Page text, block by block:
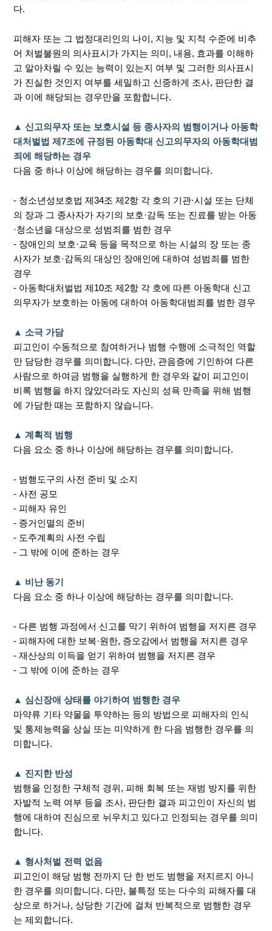
다.
피해자 또는 그 법정대리인의 나이, 지능 및 지적 수준에 비추
어 처벌불원의 의사표시가 가지는 의미, 내용, 효과를 이해하
고 알아차릴 수 있는 능력이 있는지 여부 및 그러한 의사표시
가 진실한 것인지 여부를 세밀하고 신중하게 조사, 판단한 결
과 이에 해당되는 경우만을 포함합니다.
▲ 신고의무자 또는 보호시설 등 종사자의 범행이거나 아동학
대처벌법 제7조에 규정된 아동학대 신고의무자의 아동학대범
죄에 해당하는 경우
다음 중 하나 이상에 해당하는 경우를 의미합니다.
- 청소년성보호법 제34조 제2항 각 호의 기관·시설 또는 단체
의 장과 그 종사자가 자기의 보호·감독 또는 진료를 받는 아동
·청소년을 대상으로 성범죄를 범한 경우
- 장애인의 보호·교육 등을 목적으로 하는 시설의 장 또는 종
사자가 보호·감독의 대상인 장애인에 대하여 성범죄를 범한
경우
- 아동학대처벌법 제10조 제2항 각 호에 따른 아동학대 신고
의무자가 보호하는 아동에 대하여 아동학대범죄를 범한 경우
▲ 소극 가담
피고인이 수동적으로 참여하거나 범행 수행에 소극적인 역할
만 담당한 경우를 의미합니다. 다만, 관음증에 기인하여 다른
사람으로 하여금 범행을 실행하게 한 경우와 같이 피고인이
비록 범행을 하지 않았더라도 자신의 성욕 만족을 위해 범행
에 가담한 때는 포함하지 않습니다.
▲ 계획적 범행
다음 요소 중 하나 이상에 해당하는 경우를 의미합니다.
- 범행도구의 사전 준비 및 소지
- 사전 공모
- 피해자 유인
- 증거인멸의 준비
- 도주계획의 사전 수립
- 그 밖에 이에 준하는 경우
▲ 비난 동기
다음 요소 중 하나 이상에 해당하는 경우를 의미합니다.
- 다른 범행 과정에서 신고를 막기 위하여 범행을 저지른 경우
- 피해자에 대한 보복·원한, 증오감에서 범행을 저지른 경우
- 재산상의 이득을 얻기 위하여 범행을 저지른 경우
- 그 밖에 이에 준하는 경우
▲ 심신장애 상태를 야기하여 범행한 경우
마약류 기타 약물을 투약하는 등의 방법으로 피해자의 인식
및 통제능력을 상실 또는 미약하게 한 다음 범행한 경우를 의
미합니다.
▲ 진지한 반성
범행을 인정한 구체적 경위, 피해 회복 또는 재범 방지를 위한
자발적 노력 여부 등을 조사, 판단한 결과 피고인이 자신의 범
행에 대하여 진심으로 뉘우치고 있다고 인정되는 경우를 의미
합니다.
▲ 형사처벌 전력 없음
피고인이 해당 범행 전까지 단 한 번도 범행을 저지르지 아니
한 경우를 의미합니다. 다만, 불특정 또는 다수의 피해자를 대
상으로 하거나, 상당한 기간에 걸쳐 반복적으로 범행한 경우
는 제외합니다.